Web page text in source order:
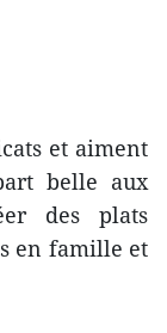
et aiment
belle aux
des plats
en famille et